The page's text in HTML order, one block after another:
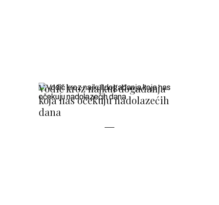
Vodič kroz najkul događanja
koja nas očekuju nadolazećih
dana